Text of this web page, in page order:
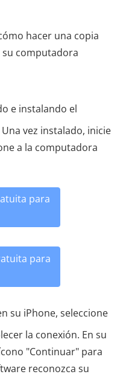
hacer una copia
su computadora
e instalando el
vez instalado, inicie
a la computadora
para
para
su iPhone, seleccione
la conexión. En su
"Continuar" para
reconozca su